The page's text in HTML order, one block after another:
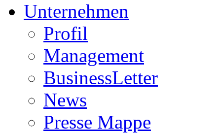
Unternehmen
Profil
Management
BusinessLetter
News
Presse Mappe